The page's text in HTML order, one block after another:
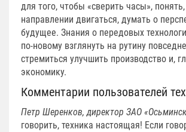
для того, чтобы «сверить часы»,
направлении двигаться, думать о
будущее. Знания о передовых
по-новому взглянуть на рутину
стремиться улучшить производство и,
экономику.
Комментарии пользователей
Петр Шеренков, директор ЗАО
говорить, техника настоящая! Если